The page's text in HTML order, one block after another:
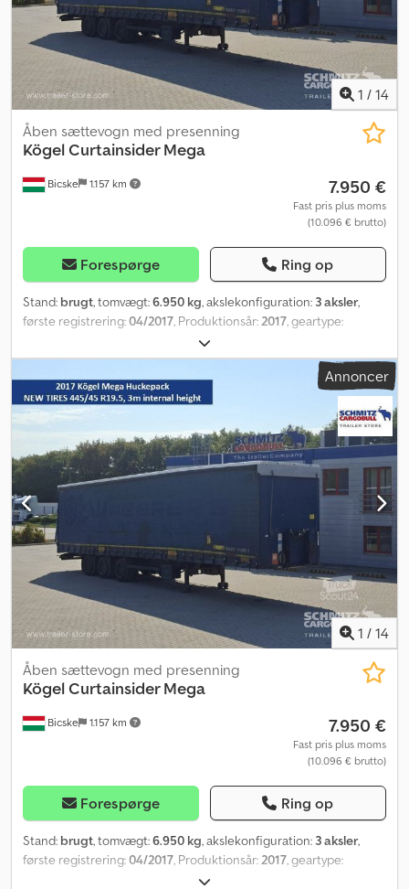
finansieringsløsninger, fulde servicekontrakter og
telematikydelser. Vi rådgiver dig gerne personligt. Dodpfxjzf Rm Nj
Am Asck
1 / 14
Bicske 1.157 km
Åben sættevogn med presenning
KögelCurtainsider Mega
7.950 €
Fast pris plus moms
(10.096 € brutto)
Forespørge Ring op
Stand: brugt, tomvægt:6.950 kg, akslekonfiguration: 3 aksler,
første registrering:04/2017 , Produktionsår: 2017 , geartype:
, Egentvægt: 6950 kg. Se en oversigt over alle
tilgængelige køretøjer på vores hjemmeside. Har du brug for
finansiering? Vi tilbyder individuelle finansieringsløsninger,
komplette serviceaftaler og telematikydelser. Vi står gerne til
rådighed for en personlig rådgivning. Dcodpjztgyhjfx Am Ask
Annoncer
1 / 14
Bicske 1.157 km
Åben sættevogn med presenning
KögelCurtainsider Mega
7.950 €
Fast pris plus moms
(10.096 € brutto)
Forespørge Ring op
Stand: brugt, tomvægt:6.950 kg, akslekonfiguration: 3 aksler,
første registrering:04/2017, Produktionsår:2017, geartype:
, Egentvægt: 6950 kg. Se en oversigt over alle